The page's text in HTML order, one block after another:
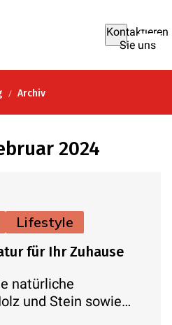
Kontaktieren
Sie uns
Archiv
2024
Lifestyle
für Ihr Zuhause
natürliche
und Stein sowie